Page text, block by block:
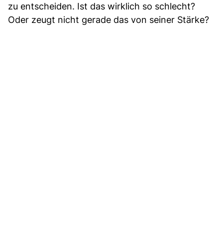
zu entscheiden. Ist das wirklich so schlecht?
Oder zeugt nicht gerade das von seiner Stärke?